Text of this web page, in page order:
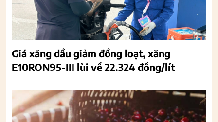
Giá xăng dầu giảm đồng loạt, xăng
E10RON95-III lùi về 22.324 đồng/lít